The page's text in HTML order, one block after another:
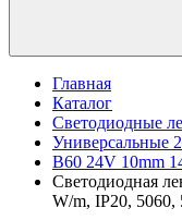
Главная
Каталог
Светодиодные
Универсальные
B60 24V 10mm
Светодиодная
W/m, IP20,